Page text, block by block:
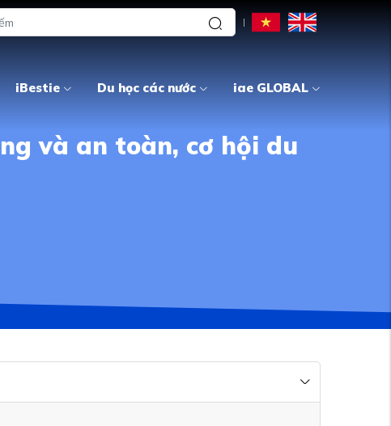
iBestie Du học các nước iae GLOBAL
và an toàn, cơ hội du